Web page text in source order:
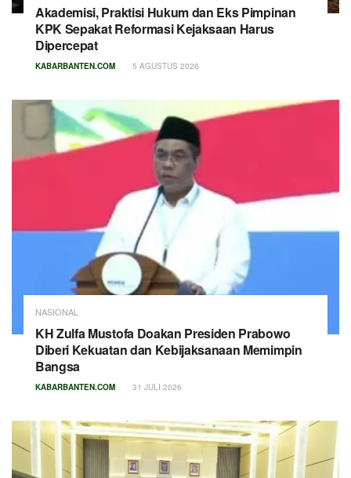
Akademisi, Praktisi Hukum dan Eks Pimpinan
KPK Sepakat Reformasi Kejaksaan Harus
Dipercepat
KABARBANTEN.COM 5 AGUSTUS 2026
NASIONAL
KH Zulfa Mustofa Doakan Presiden Prabowo
Diberi Kekuatan dan Kebijaksanaan Memimpin
Bangsa
KABARBANTEN.COM 31 JULI 2026